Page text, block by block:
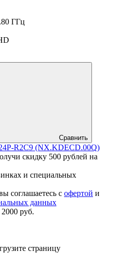
ГГц
Сравнить
R2C9 (NX.KDECD.00Q)
скидку 500 рублей на
и специальных
соглашаетесь с офертой и
данных
руб.
страницу